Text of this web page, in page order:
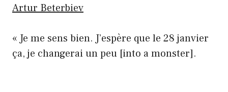
Artur Beterbiev
« Je me sens bien. J’espère que le 28 janvier
ça, je changerai un peu [into a monster].